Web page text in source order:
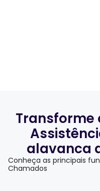
Transforme
alavanca
Conheça as principais
Chamados